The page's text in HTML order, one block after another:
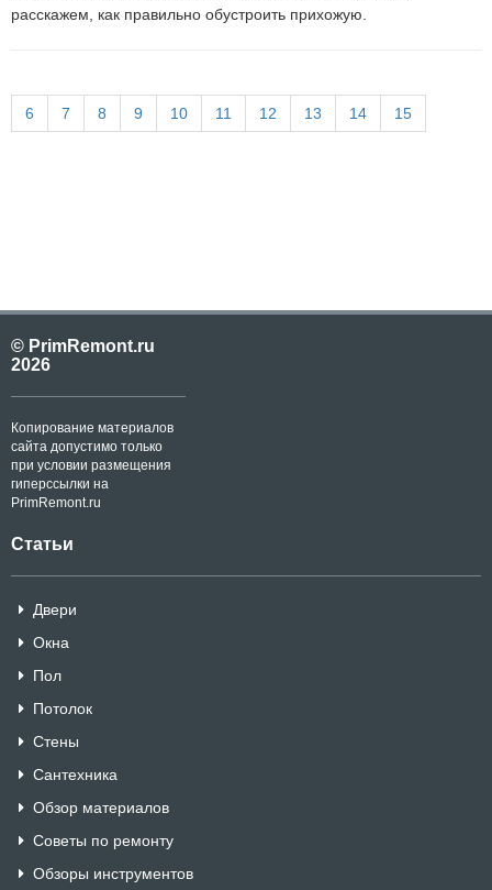
расскажем, как правильно обустроить прихожую.
6 7 8 9 10 11 12 13 14 15
© PrimRemont.ru
2026
Копирование материалов
сайта допустимо только
при условии размещения
гиперссылки на
PrimRemont.ru
Статьи
Двери
Окна
Пол
Потолок
Стены
Сантехника
Обзор материалов
Советы по ремонту
Обзоры инструментов